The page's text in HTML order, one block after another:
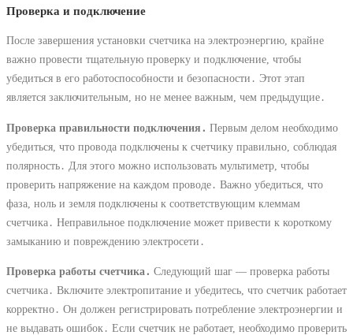
Проверка и подключение
После завершения установки счетчика на электроэнергию, крайне
важно провести тщательную проверку и подключение, чтобы
убедиться в его работоспособности и безопасности․ Этот этап
является заключительным, но не менее важным, чем предыдущие․
Проверка правильности подключения․ Первым делом необходимо
убедиться, что провода подключены к счетчику правильно, соблюдая
полярность․ Для этого можно использовать мультиметр, чтобы
проверить напряжение на каждом проводе․ Важно убедиться, что
фаза, ноль и земля подключены к соответствующим клеммам
счетчика․ Неправильное подключение может привести к короткому
замыканию и повреждению электросети․
Проверка работы счетчика․ Следующий шаг — проверка работы
счетчика․ Включите электропитание и убедитесь, что счетчик работает
корректно․ Он должен регистрировать потребление электроэнергии и
не выдавать ошибок․ Если счетчик не работает, необходимо проверить